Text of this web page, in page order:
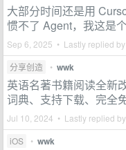
大部分时间还是用
惯不了 Agent，我这是
Sep 6, 2025 • Lastly replied by
分享创造 • wwk
英语名著书籍阅读全新
词典、支持下载、完全
Jul 10, 2024 • Lastly replied by
iOS • wwk